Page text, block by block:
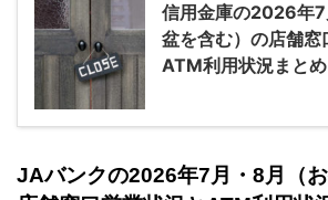
信用金庫の2026年
盆を含む）の店舗窓
ATM利用状況まとめ
JAバンクの2026年7月・8月（